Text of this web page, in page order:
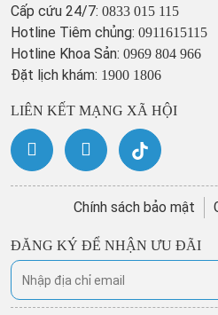
Cấp cứu 24/7: 0833 015 115
Hotline Tiêm chủng: 0911615115
Hotline Khoa Sản: 0969 804 966
Đặt lịch khám: 1900 1806
LIÊN KẾT MẠNG XÃ HỘI
Chính sách bảo mật
ĐĂNG KÝ ĐỂ NHẬN ƯU ĐÃI